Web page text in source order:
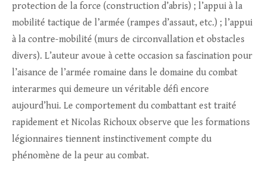
protection de la force (construction d’abris) ; l’appui à la
mobilité tactique de l’armée (rampes d’assaut, etc.) ; l’appui
à la contre-mobilité (murs de circonvallation et obstacles
divers). L’auteur avoue à cette occasion sa fascination pour
l’aisance de l’armée romaine dans le domaine du combat
interarmes qui demeure un véritable défi encore
aujourd’hui. Le comportement du combattant est traité
rapidement et Nicolas Richoux observe que les formations
légionnaires tiennent instinctivement compte du
phénomène de la peur au combat.